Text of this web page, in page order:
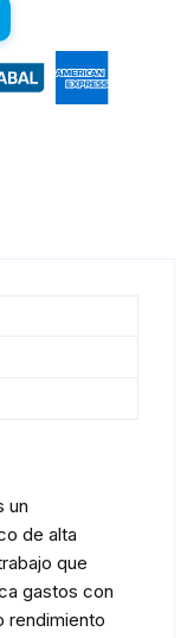
un
de alta
que
gastos con
rendimiento